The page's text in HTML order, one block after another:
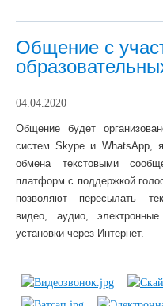
Общение с
04.04.2020
Общение будет
систем Skype и WhatsApp,
обмена текстовыми
платформ с поддержкой
позволяют пересылать
видео, аудио,
установки через Интернет.